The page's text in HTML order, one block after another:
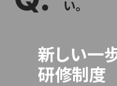
い。
新しい一
研修制度